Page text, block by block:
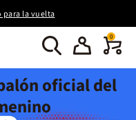
para la vuelta
0
oficial del